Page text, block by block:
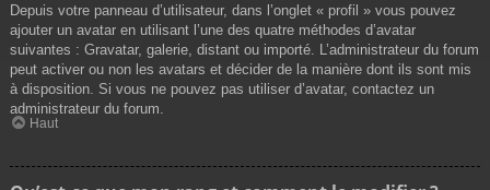
Depuis votre panneau d’utilisateur, dans l’onglet « profil » vous pouvez
ajouter un avatar en utilisant l’une des quatre méthodes d’avatar
suivantes : Gravatar, galerie, distant ou importé. L’administrateur du forum
peut activer ou non les avatars et décider de la manière dont ils sont mis
à disposition. Si vous ne pouvez pas utiliser d’avatar, contactez un
administrateur du forum.
Haut